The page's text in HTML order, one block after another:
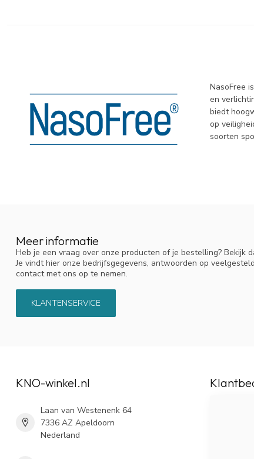
NasoFree
en
biedt
op
soorten
Meer informatie
Heb je een vraag over onze producten of je bestelling? Bekijk
Je vindt hier onze bedrijfsgegevens, antwoorden op
contact met ons op te nemen.
KLANTENSERVICE
KNO-winkel.nl
Laan van Westenenk 64
7336 AZ Apeldoorn
Nederland